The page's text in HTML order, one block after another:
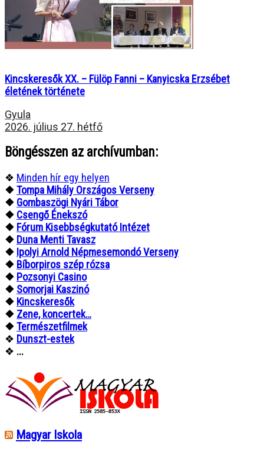
Kincskeresők XX. – Fülöp Fanni – Kanyicska Erzsébet
életének története
Gyula
2026. július 27. hétfő
Böngésszen az archívumban:
❖ Minden hír egy helyen
❖Tompa Mihály Országos Verseny
❖ Gombaszögi Nyári Tábor
❖ Csengő Énekszó
❖ Fórum Kisebbségkutató Intézet
❖ Duna Menti Tavasz
❖ Ipolyi Arnold Népmesemondó Verseny
❖ Bíborpiros szép rózsa
❖ Pozsonyi Casino
❖ Somorjai Kaszinó
❖ Kincskeresők
❖ Zene, koncertek…
❖Természetfilmek
❖ Dunszt-estek
❖ ...
Magyar Iskola